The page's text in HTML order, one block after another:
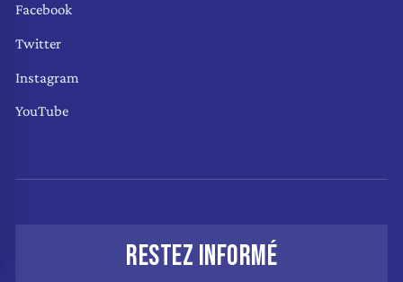
Facebook
Twitter
Instagram
YouTube
RESTEZ INFORMÉ